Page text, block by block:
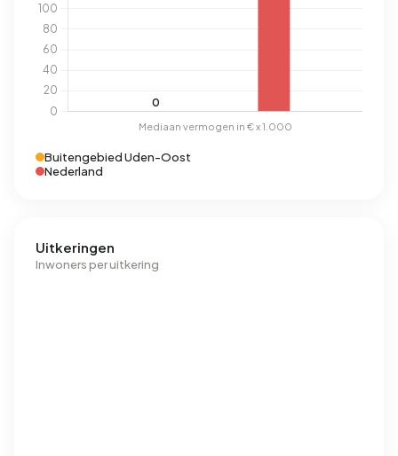
Buitengebied Uden-Oost
Nederland
Uitkeringen
Inwoners per uitkering